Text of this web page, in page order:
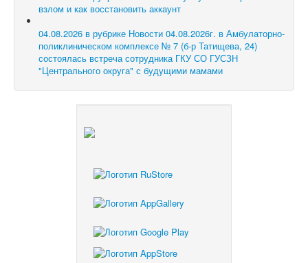
взлом и как восстановить аккаунт
04.08.2026 в рубрике Новости 04.08.2026г. в Амбулаторно-
поликлиническом комплексе № 7 (б-р Татищева, 24)
состоялась встреча сотрудника ГКУ СО ГУСЗН
"Центрального округа" с будущими мамами